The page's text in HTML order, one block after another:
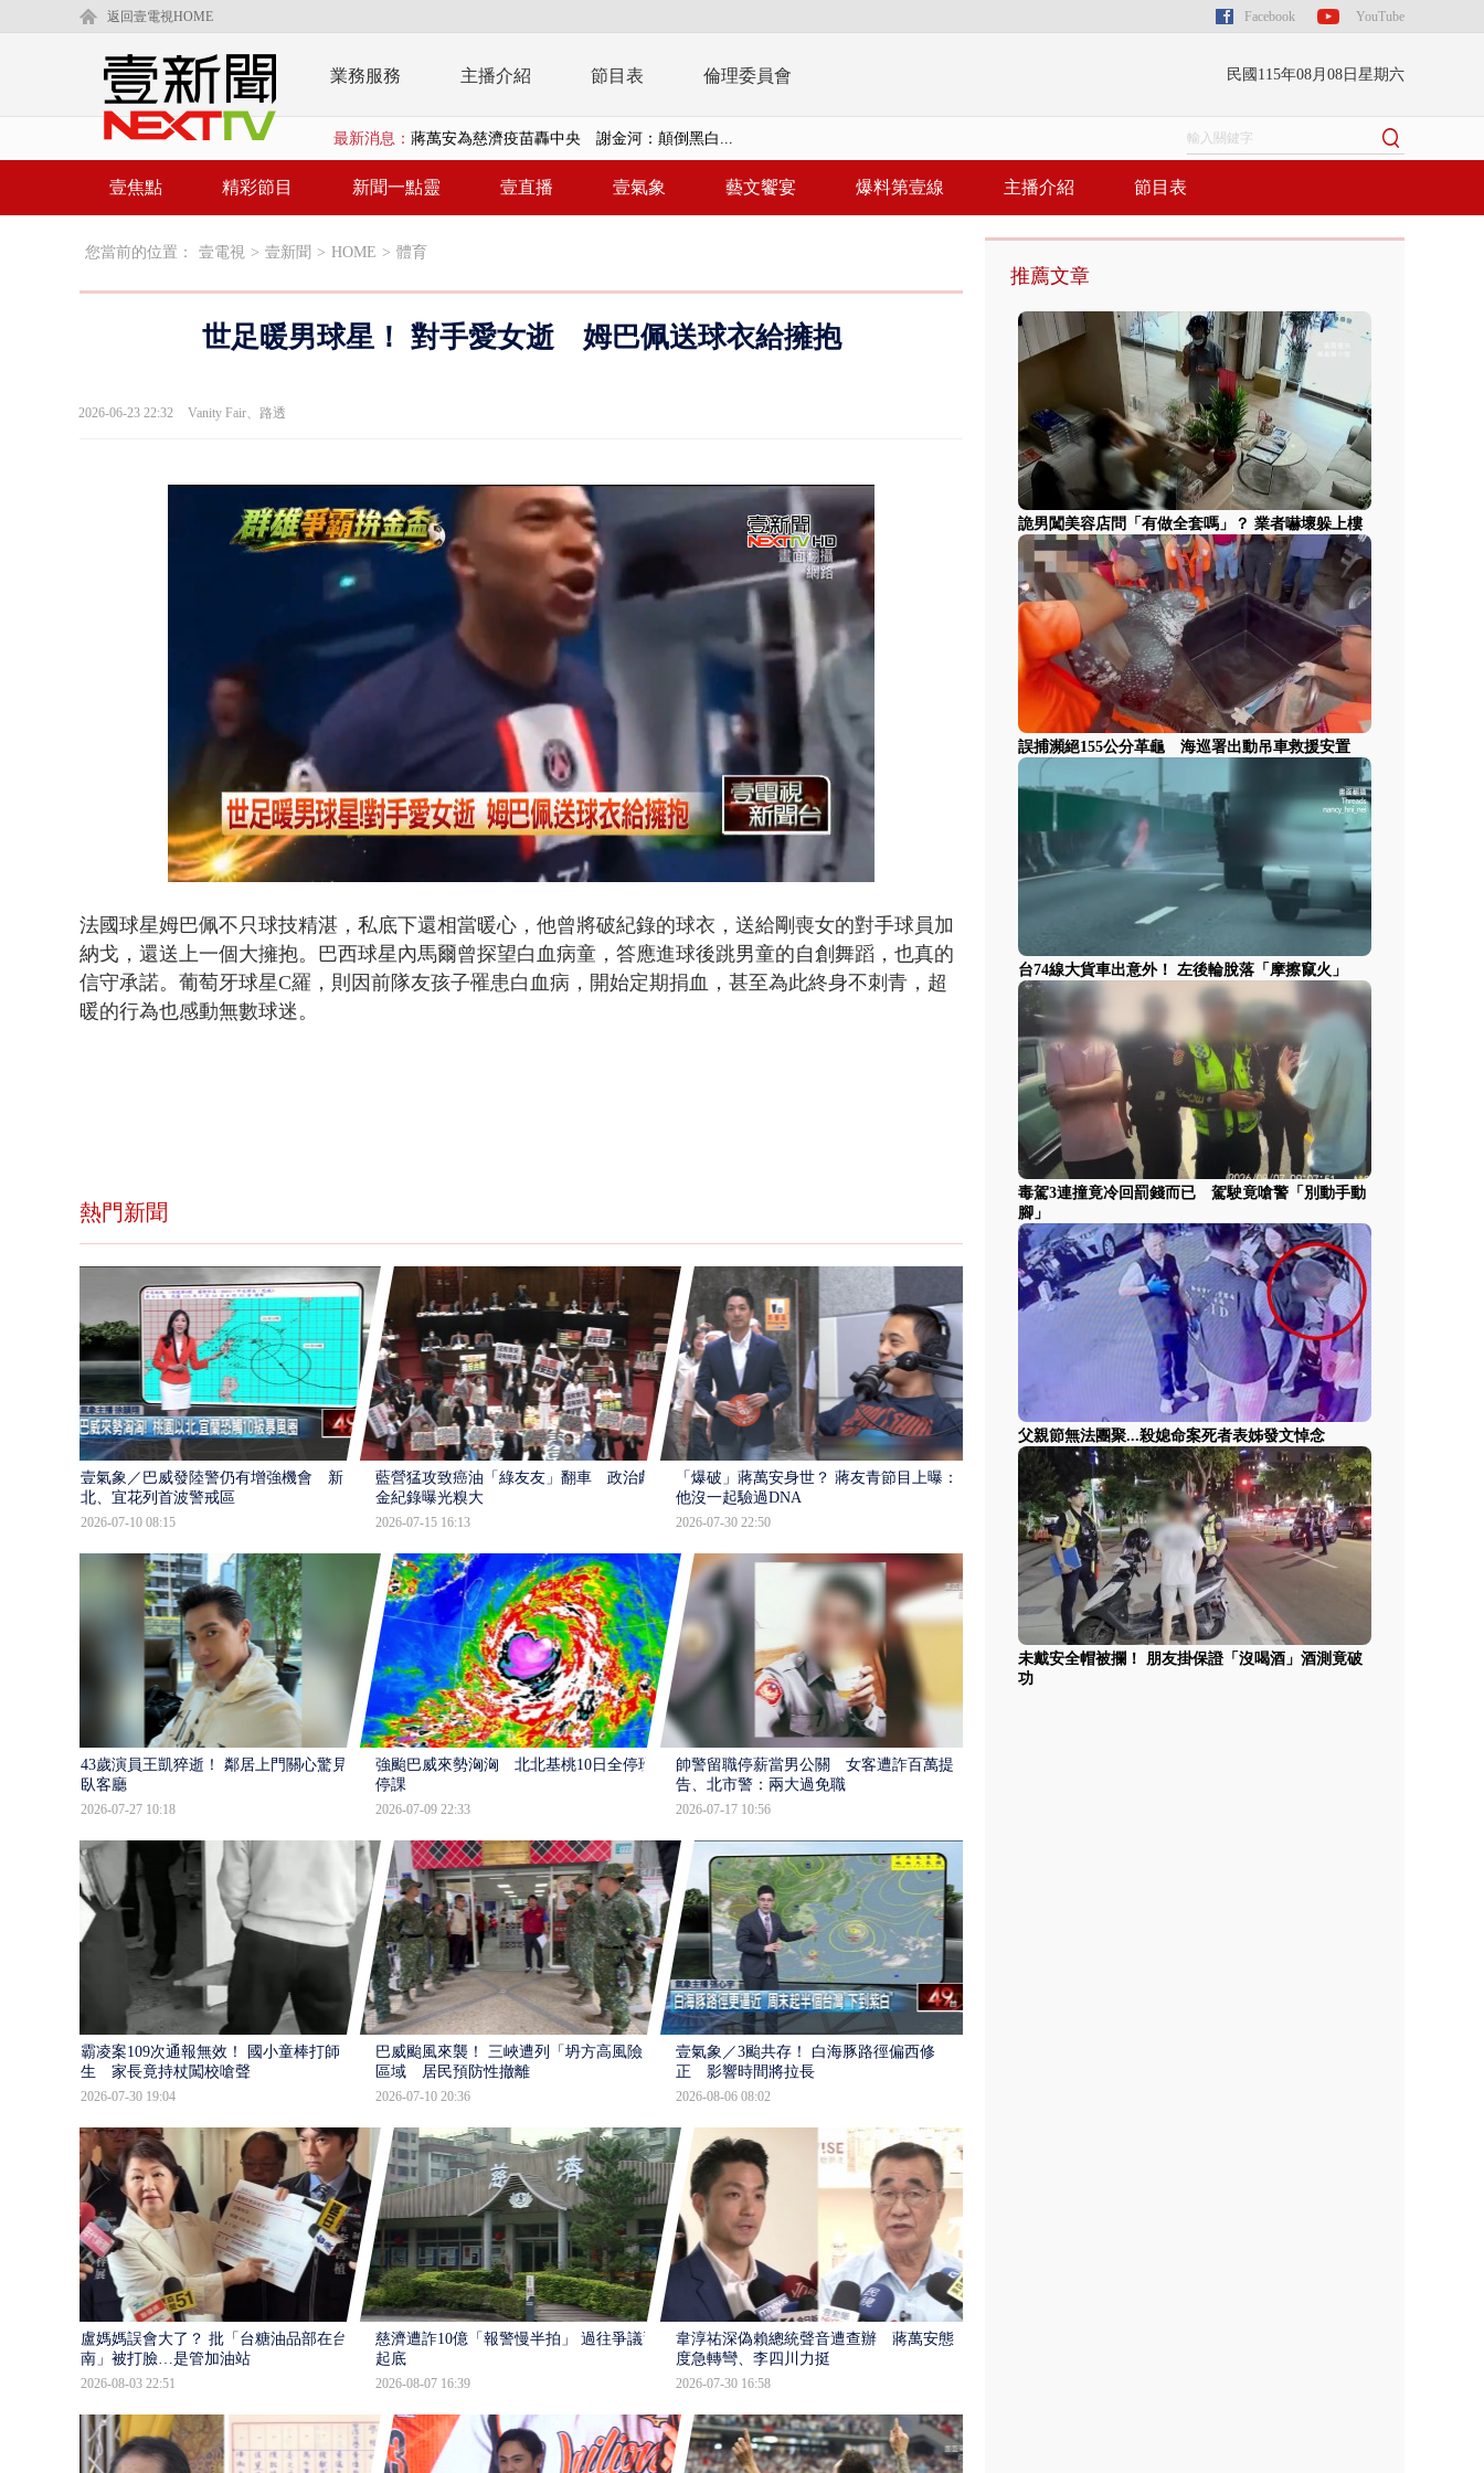
返回壹電視HOME Facebook YouTube
業務服務 主播介紹 節目表 倫理委員會 民國115年08月08日星期六
最新消息： 蔣萬安為慈濟疫苗轟中央 謝金河：顛倒黑白...
柯文哲腳傷復原神速 拄拐杖後竟能蹦蹦跳跳
又毒駕！ 男子撞車拒檢「油門一催」警察狂...
漢光演習第4天 海軍近岸防禦演練 賴總統...
壹焦點 精彩節目 新聞一點靈 壹直播 壹氣象 藝文饗宴 爆料第壹線 主播介紹 節目表
您當前的位置： 壹電視 > 壹新聞 > HOME > 體育
世足暖男球星！ 對手愛女逝 姆巴佩送球衣給擁抱
2026-06-23 22:32 Vanity Fair、路透
Unmute
42.97%
法國球星姆巴佩不只球技精湛，私底下還相當暖心 ，他曾將破紀錄的球衣，送給剛喪女的對手球員加
納戈，還送上一個大擁抱。巴西球星內馬爾曾探望白血病童，答應進球後跳男童的自創舞蹈，也真的
信守承諾。葡萄牙球星C羅，則因前隊友孩子罹患白血病，開始定期捐血，甚至為此終身不刺青， 超
暖的行為也感動無數球迷。
熱門新聞
壹氣象／巴威發陸警仍有增強機會 新
北、宜花列首波警戒區
2026-07-10 08:15
藍營猛攻致癌油「綠友友」翻車 政治獻
金紀錄曝光糗大
2026-07-15 16:13
「爆破」蔣萬安身世？ 蔣友青節目上曝：
他沒一起驗過DNA
2026-07-30 22:50
43歲演員王凱猝逝！ 鄰居上門關心驚見倒
臥客廳
2026-07-27 10:18
強颱巴威來勢洶洶 北北基桃10日全停班
停課
2026-07-09 22:33
帥警留職停薪當男公關 女客遭詐百萬提
告、北市警：兩大過免職
2026-07-17 10:56
霸凌案109次通報無效！ 國小童棒打師
生 家長竟持杖闖校嗆聲
2026-07-30 19:04
巴威颱風來襲！ 三峽遭列「坍方高風險」
區域 居民預防性撤離
2026-07-10 20:36
壹氣象／3颱共存！ 白海豚路徑偏西修
正 影響時間將拉長
2026-08-06 08:02
盧媽媽誤會大了？ 批「台糖油品部在台
南」被打臉…是管加油站
2026-08-03 22:51
慈濟遭詐10億「報警慢半拍」 過往爭議遭
起底
2026-08-07 16:39
韋淳祐深偽賴總統聲音遭查辦 蔣萬安態
度急轉彎、李四川力挺
2026-07-30 16:58
推薦文章
詭男闖美容店問「有做全套嗎」？ 業者嚇壞躲上樓
誤捕瀕絕155公分革龜 海巡署出動吊車救援安置
台74線大貨車出意外！ 左後輪脫落「摩擦竄火」
毒駕3連撞竟冷回罰錢而已 駕駛竟嗆警「別動手動
腳」
父親節無法團聚...殺媳命案死者表姊發文悼念
未戴安全帽被攔！ 朋友掛保證「沒喝酒」酒測竟破
功